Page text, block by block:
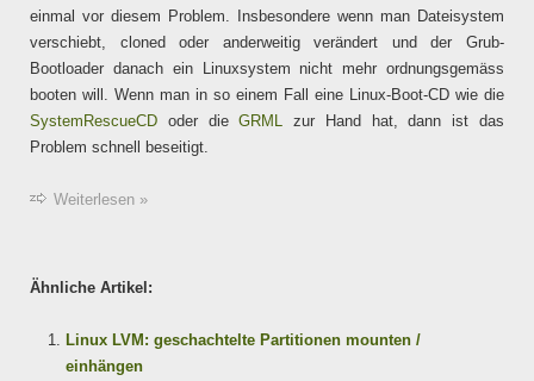
einmal vor diesem Problem. Insbesondere wenn man Dateisystem
verschiebt, cloned oder anderweitig verändert und der Grub-
Bootloader danach ein Linuxsystem nicht mehr ordnungsgemäss
booten will. Wenn man in so einem Fall eine Linux-Boot-CD wie die
SystemRescueCD oder dieGRML
zur Hand hat, dann ist das
Problem schnell beseitigt.
Weiterlesen »
Ähnliche Artikel:
Linux LVM: geschachtelte Partitionen mounten /
einhängen